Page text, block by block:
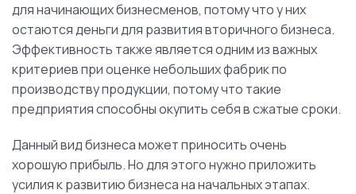
для начинающих бизнесменов, потому что у них
остаются деньги для развития вторичного бизнеса.
Эффективность также является одним из важных
критериев при оценке небольших фабрик по
производству продукции, потому что такие
предприятия способны окупить себя в сжатые сроки.
Данный вид бизнеса может приносить очень
хорошую прибыль. Но для этого нужно приложить
усилия к развитию бизнеса на начальных этапах.